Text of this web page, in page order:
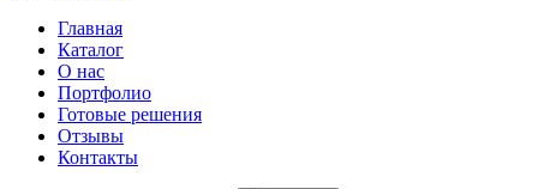
Главная
Каталог
О нас
Портфолио
Готовые решения
Отзывы
Контакты